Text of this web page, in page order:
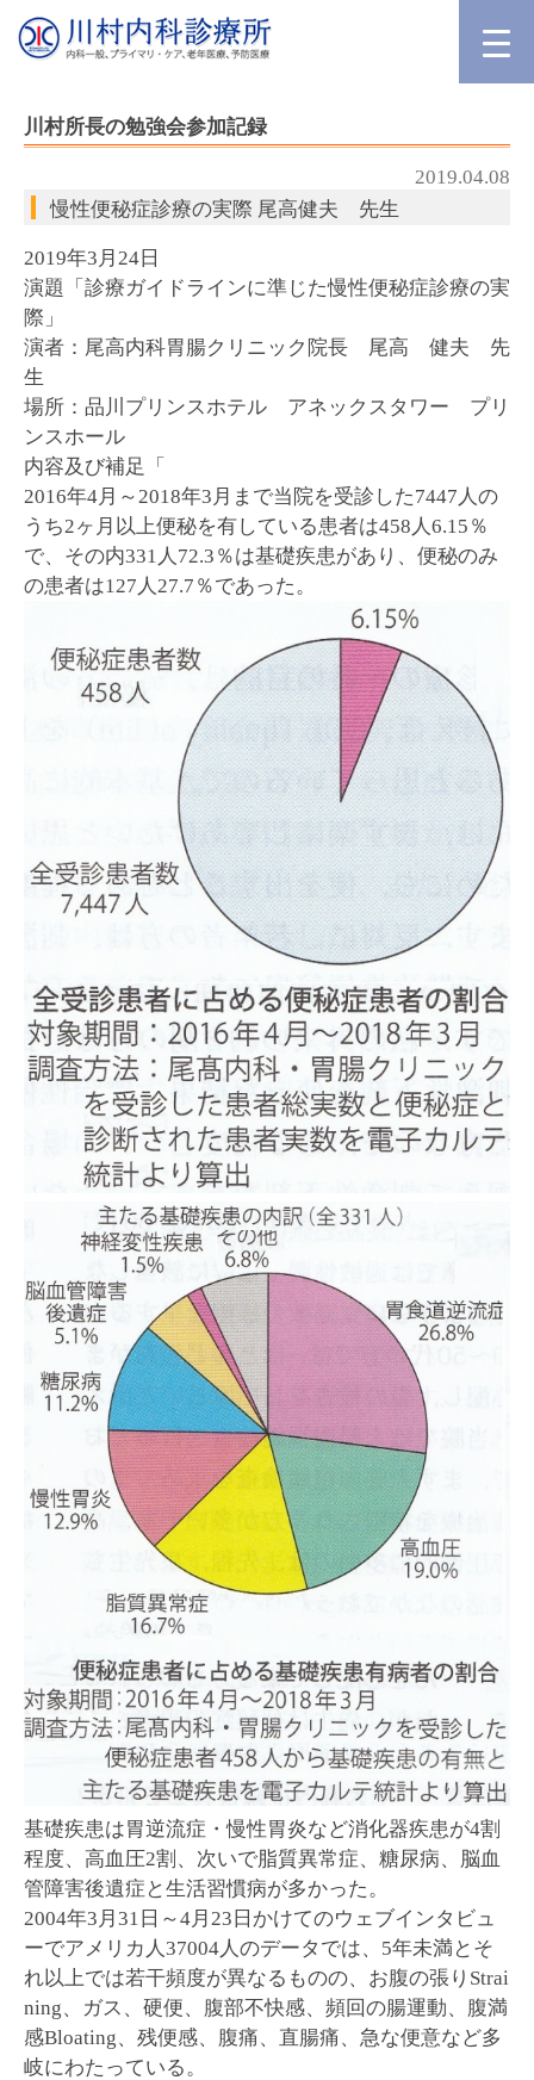
川村所長の勉強会参加記録
2019.04.08
慢性便秘症診療の実際 尾高健夫 先生
2019年3月24日
演題「診療ガイドラインに準じた慢性便秘症診療の実
際」
演者：尾高内科胃腸クリニック院長 尾高 健夫 先
生
場所：品川プリンスホテル アネックスタワー プリ
ンスホール
内容及び補足「
2016年4月～2018年3月まで当院を受診した7447人の
うち2ヶ月以上便秘を有している患者は458人6.15％
で、その内331人72.3％は基礎疾患があり、便秘のみ
の患者は127人27.7％であった。
基礎疾患は胃逆流症・慢性胃炎など消化器疾患が4割
程度、高血圧2割、次いで脂質異常症、糖尿病、脳血
管障害後遺症と生活習慣病が多かった。
2004年3月31日～4月23日かけてのウェブインタビュ
ーでアメリカ人37004人のデータでは、5年未満とそ
れ以上では若干頻度が異なるものの、お腹の張りStrai
ning、ガス、硬便、腹部不快感、頻回の腸運動、腹満
感Bloating、残便感、腹痛、直腸痛、急な便意など多
岐にわたっている。